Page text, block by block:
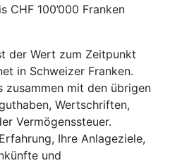
CHF 100’000 Franken
der Wert zum Zeitpunkt
in Schweizer Franken.
zusammen mit den übrigen
Wertschriften,
Vermögenssteuer.
Ihre Anlageziele,
und